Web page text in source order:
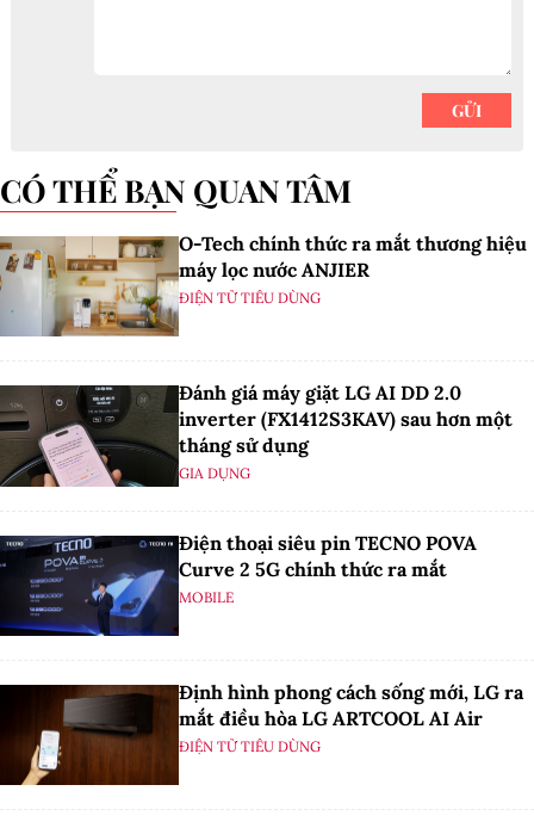
CÓ THỂ BẠN QUAN TÂM
O-Tech chính thức ra mắt thương hiệu
máy lọc nước ANJIER
ĐIỆN TỬ TIÊU DÙNG
Đánh giá máy giặt LG AI DD 2.0
inverter (FX1412S3KAV) sau hơn một
tháng sử dụng
GIA DỤNG
Điện thoại siêu pin TECNO POVA
Curve 2 5G chính thức ra mắt
MOBILE
Định hình phong cách sống mới, LG ra
mắt điều hòa LG ARTCOOL AI Air
ĐIỆN TỬ TIÊU DÙNG